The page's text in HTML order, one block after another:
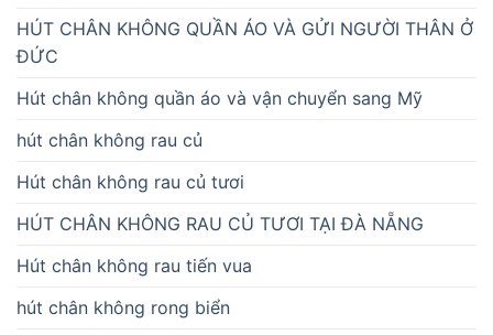
HÚT CHÂN KHÔNG QUẦN ÁO VÀ GỬI NGƯỜI THÂN Ở
ĐỨC
Hút chân không quần áo và vận chuyển sang Mỹ
hút chân không rau củ
Hút chân không rau củ tươi
HÚT CHÂN KHÔNG RAU CỦ TƯƠI TẠI ĐÀ NẴNG
Hút chân không rau tiến vua
hút chân không rong biển